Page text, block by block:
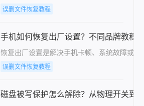
误删文件恢复教程
手机如何恢复出厂设置？不同品牌教程
恢复出厂设置是解决手机卡顿、系统故障或
误删文件恢复教程
磁盘被写保护怎么解除？从物理开关到